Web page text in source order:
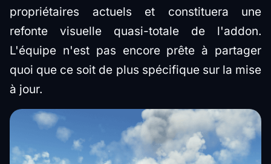
propriétaires actuels et constituera une
refonte visuelle quasi-totale de l'addon.
L'équipe n'est pas encore prête à partager
quoi que ce soit de plus spécifique sur la mise
à jour.